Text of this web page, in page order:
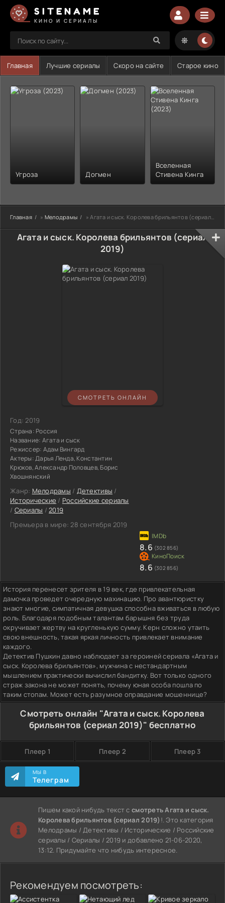
SITENAME
КИНО И СЕРИАЛЫ
Главная Лучшие сериалы Скоро на сайте Старое кино
Угроза Догмен
Вселенная
Стивена Кинга
Главная » Мелодрамы » Агата и сыск. Королева брильянтов (сериал 2019)
Агата и сыск. Королева брильянтов (сериал
2019)
СМОТРЕТЬ ОНЛАЙН
Год:2019
Страна: Россия
Название: Агата и сыск
Режиссер: Адам Вингард
Актеры:Дарья Ленда, Константин
Крюков, Александр Половцев, Борис
Хвошнянский
Жанр: Мелодрамы / Детективы /
Исторические / Российские сериалы
/ Сериалы /2019
Премьера в мире: 28 сентября 2019
8.6 (302 856)
8.6 (302 856)
История перенесет зрителя в 19 век, где привлекательная
дамочка проведет очередную махинацию. Про авантюристку
знают многие, симпатичная девушка способна вживаться в любую
роль. Благодаря подобным талантам барышня без труда
окручивает жертву на кругленькую сумму. Керн сложно утаить
свою внешность, такая яркая личность привлекает внимание
каждого.
Детектив Пушкин давно наблюдает за героиней сериала «Агата и
сыск. Королева брильянтов», мужчина с нестандартным
мышлением практически вычислил бандитку. Вот только одного
страж закона не может понять, почему юная особа пошла по
таким стопам. Может есть разумное оправдание мошеннице?
Смотреть онлайн "Агата и сыск. Королева
брильянтов (сериал 2019)" бесплатно
Плеер 1 Плеер 2 Плеер 3
МЫ В
Телеграм
Пишем какой нибудь текст ссмотреть Агата и сыск.
Королева брильянтов (сериал 2019) !. Это категория
Мелодрамы / Детективы / Исторические / Российские
сериалы / Сериалы / 2019 и добавлено 21-06-2020,
13:12. Придумайте что нибудь интересное.
Рекомендуем посмотреть: